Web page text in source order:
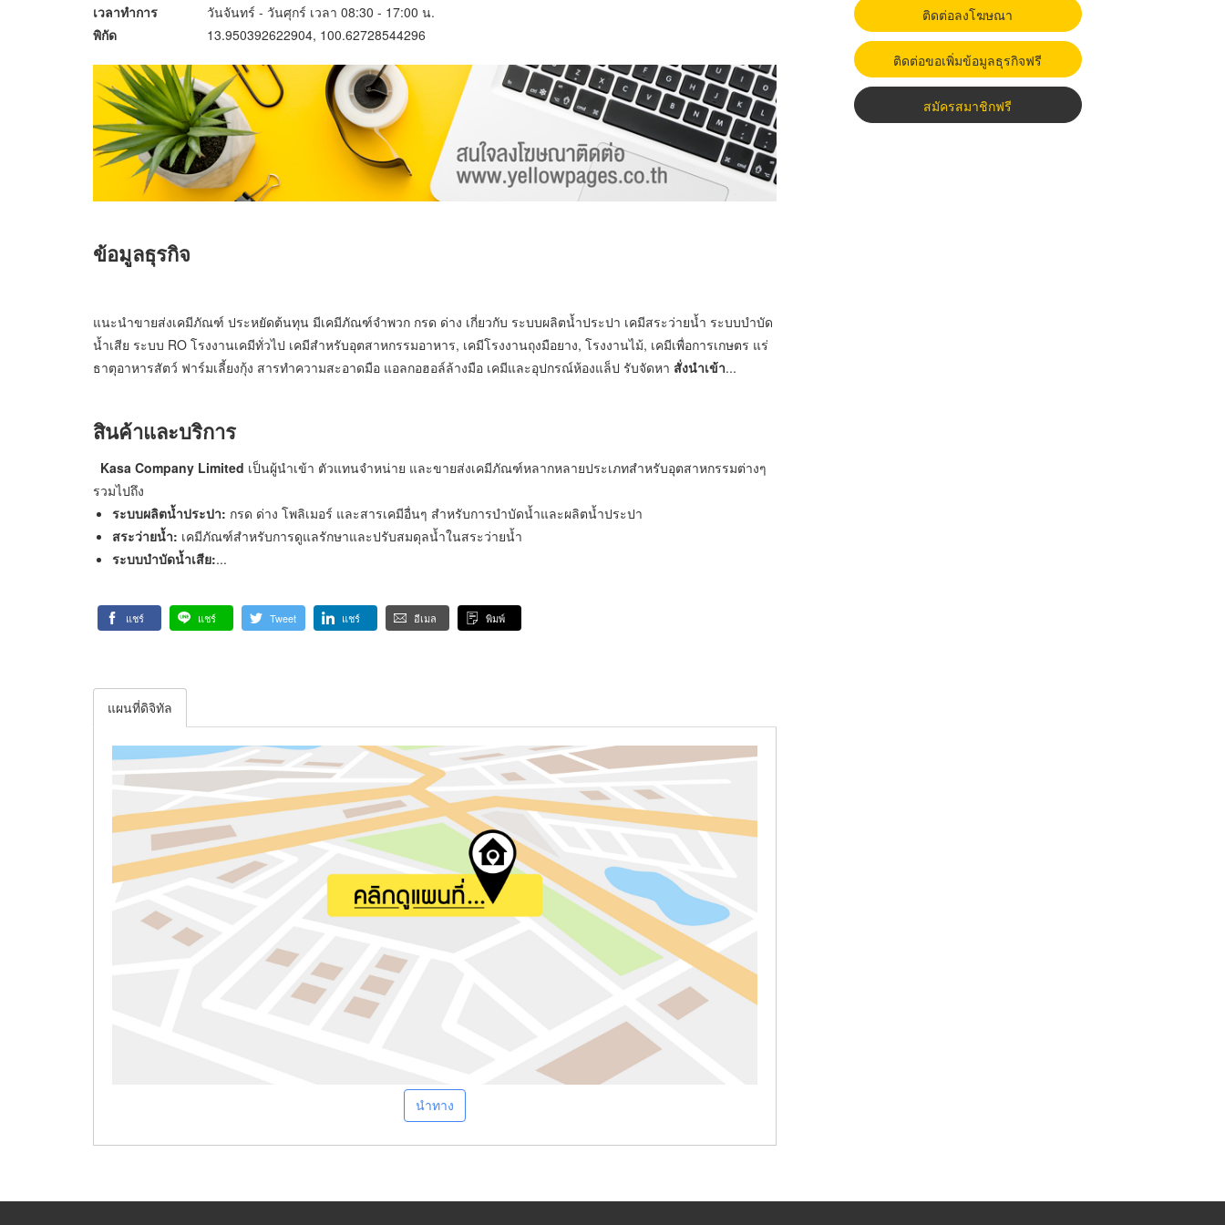
เวลาทำการ
วันจันทร์ - วันศุกร์ เวลา 08:30 - 17:00 น.
พิกัด
13.950392622904, 100.62728544296
ข้อมูลธุรกิจ
แนะนำขายส่งเคมีภัณฑ์ ประหยัดต้นทุน มีเคมีภัณฑ์จำพวก กรด ด่าง เกี่ยวกับ ระบบผลิตน้ำประปา เคมีสระว่ายน้ำ ระบบบำบัด
น้ำเสีย ระบบ RO โรงงานเคมีทั่วไป เคมีสำหรับอุตสาหกรรมอาหาร, เคมีโรงงานถุงมือยาง, โรงงานไม้, เคมีเพื่อการเกษตร แร่
ธาตุอาหารสัตว์ ฟาร์มเลี้ยงกุ้ง สารทำความสะอาดมือ แอลกอฮอล์ล้างมือ เคมีและอุปกรณ์ห้องแล็ป รับจัดหา สั่งนำเข้า...
สินค้าและบริการ
Kasa Company Limited เป็นผู้นำเข้า ตัวแทนจำหน่าย และขายส่งเคมีภัณฑ์หลากหลายประเภทสำหรับอุตสาหกรรมต่างๆ
รวมไปถึง
ระบบผลิตน้ำประปา: กรด ด่าง โพลิเมอร์ และสารเคมีอื่นๆ สำหรับการบำบัดน้ำและผลิตน้ำประปา
สระว่ายน้ำ: เคมีภัณฑ์สำหรับการดูแลรักษาและปรับสมดุลน้ำในสระว่ายน้ำ
ระบบบำบัดน้ำเสีย:...
แชร์ แชร์ Tweet แชร์ อีเมล พิมพ์
แผนที่ดิจิทัล
นำทาง
ติดต่อลงโฆษณา
ติดต่อขอเพิ่มข้อมูลธุรกิจฟรี
สมัครสมาชิกฟรี